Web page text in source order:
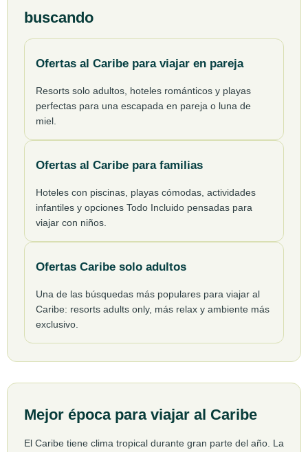
buscando
Ofertas al Caribe para viajar en pareja
Resorts solo adultos, hoteles románticos y playas
perfectas para una escapada en pareja o luna de
miel.
Ofertas al Caribe para familias
Hoteles con piscinas, playas cómodas, actividades
infantiles y opciones Todo Incluido pensadas para
viajar con niños.
Ofertas Caribe solo adultos
Una de las búsquedas más populares para viajar al
Caribe: resorts adults only, más relax y ambiente más
exclusivo.
Mejor época para viajar al Caribe
El Caribe tiene clima tropical durante gran parte del año. La